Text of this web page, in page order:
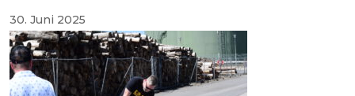
30. Juni 2025